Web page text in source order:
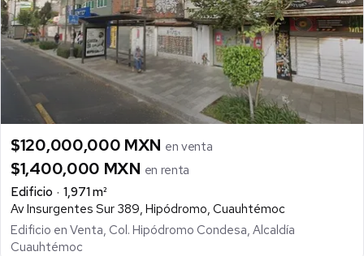
$120,000,000 MXN en venta
$1,400,000 MXN en renta
Edificio
1,971 m²
Av Insurgentes Sur 389, Hipódromo, Cuauhtémoc
Edificio en Venta, Col. Hipódromo Condesa, Alcaldía
Cuauhtémoc